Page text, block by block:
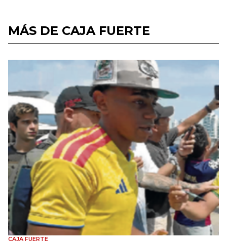
MÁS DE CAJA FUERTE
CAJA FUERTE